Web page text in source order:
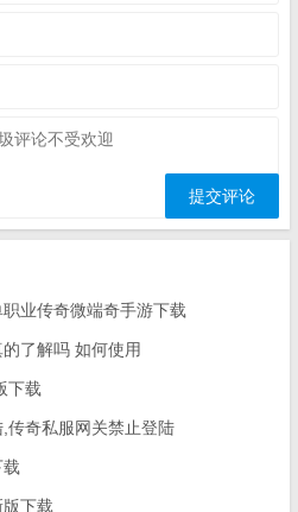
业传奇微端奇手游下载
了解吗 如何使用
下载
传奇私服网关禁止登陆
下载